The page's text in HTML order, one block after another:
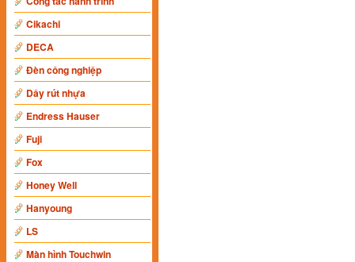
Cikachi
DECA
Đèn công nghiệp
Dây rút nhựa
Endress Hauser
Fuji
Fox
Honey Well
Hanyoung
LS
Màn hình Touchwin